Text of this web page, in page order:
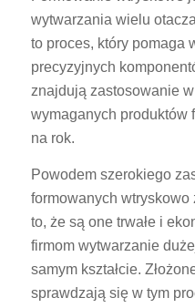
wytwarzania wielu
to proces, który pomaga
precyzyjnych
znajdują zastosowanie
wymaganych produktów
na rok.
Powodem szerokiego
formowanych wtryskowo
to, że są one trwałe i
firmom wytwarzanie
samym kształcie.
sprawdzają się w tym